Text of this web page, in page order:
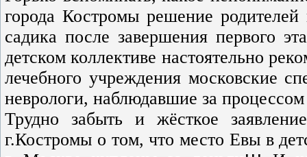
города Костромы решение родителей
садика после завершения первого
детском коллективе настоятельно
лечебного учреждения московские
неврологи, наблюдавшие за
Трудно забыть и жёсткое
г.Костромы о том, что место Евы в